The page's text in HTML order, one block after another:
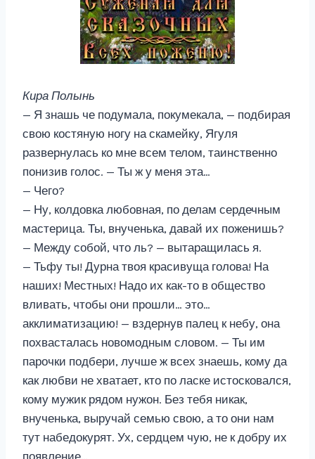
Кира Полынь
— Я знашь че подумала, покумекала, — подбирая
свою костяную ногу на скамейку, Ягуля
развернулась ко мне всем телом, таинственно
понизив голос. — Ты ж у меня эта…
— Чего?
— Ну, колдовка любовная, по делам сердечным
мастерица. Ты, внученька, давай их поженишь?
— Между собой, что ль? — вытаращилась я.
— Тьфу ты! Дурна твоя красивуща голова! На
наших! Местных! Надо их как-то в общество
вливать, чтобы они прошли… это…
акклиматизацию! — вздернув палец к небу, она
похвасталась новомодным словом. — Ты им
парочки подбери, лучше ж всех знаешь, кому да
как любви не хватает, кто по ласке истосковался,
кому мужик рядом нужон. Без тебя никак,
внученька, выручай семью свою, а то они нам
тут набедокурят. Ух, сердцем чую, не к добру их
появление…